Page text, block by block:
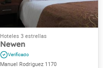
Newen
Manuel Rodriguez 1170